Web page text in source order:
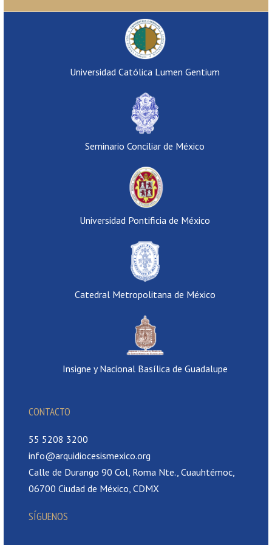
Universidad Católica Lumen Gentium
Seminario Conciliar de México
Universidad Pontificia de México
Catedral Metropolitana de México
Insigne y Nacional Basílica de Guadalupe
CONTACTO
55 5208 3200
info@arquidiocesismexico.org
Calle de Durango 90 Col, Roma Nte., Cuauhtémoc,
06700 Ciudad de México, CDMX
SÍGUENOS